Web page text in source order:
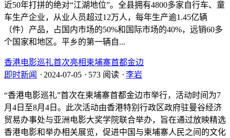
近50年打拼的绝对“江湖地位”。全县拥有4800多家自行车、童
车生产企业，从业人员超过12万人，每年生产逾1.45亿辆
（件）产品，占国内市场的50%和国际市场的40%，远销60多
个国家和地区。平乡的第一辆自...
香港电影巡礼首次亮相柬埔寨首都金边
即时新闻 ⋅ 2024-07-05 ⋅ 573 阅读 ⋅ 李岩
“香港电影巡礼”首次在柬埔寨首都金边市举行，活动时间为7
月4日至8月4日。此次活动由香港特别行政区政府驻曼谷经济
贸易办事处与亚洲电影大奖学院联合举办，旨在通过放映精选
香港电影和举办相关展览，促进中国与柬埔寨人民之间的文化